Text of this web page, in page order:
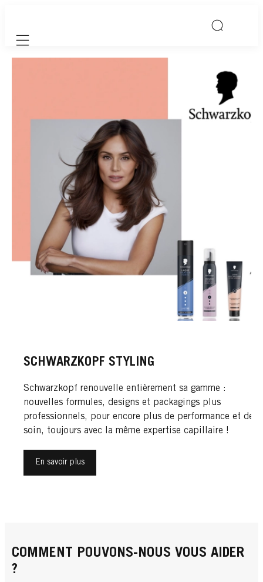
Mobile navigation
SCHWARZKOPF STYLING
Schwarzkopf renouvelle entièrement sa gamme :
nouvelles formules, designs et packagings plus
professionnels, pour encore plus de performance et de
soin, toujours avec la même expertise capillaire !
En savoir plus
COMMENT POUVONS-NOUS VOUS AIDER
?